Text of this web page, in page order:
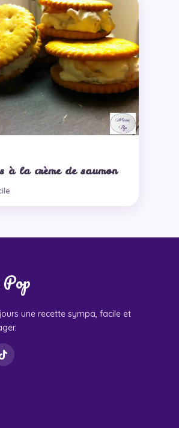
à la crème de saumon
une recette sympa, facile et